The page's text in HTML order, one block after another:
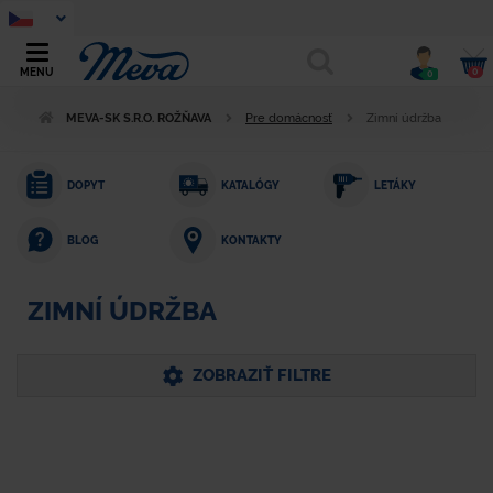
MENU 0 0
MEVA-SK S.R.O. ROŽŇAVA Pre domácnosť Zimní údržba
DOPYT KATALÓGY LETÁKY
BLOG KONTAKTY
ZIMNÍ ÚDRŽBA
ZOBRAZIŤ FILTRE